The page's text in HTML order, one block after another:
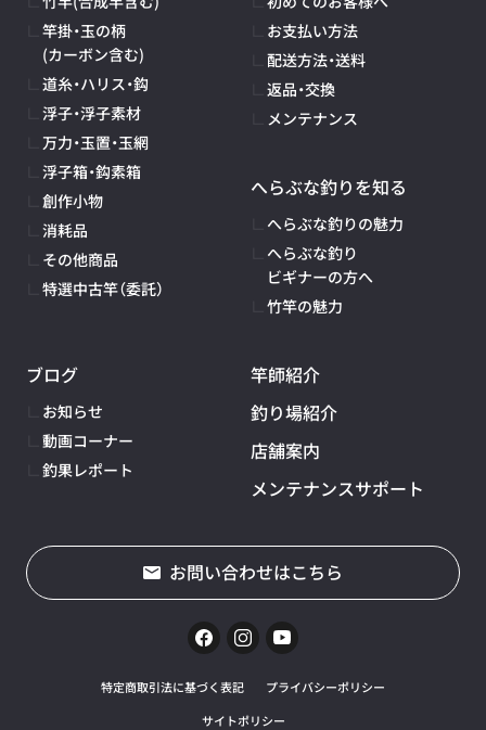
竿掛・玉の柄
(カーボン含む)
道糸・ハリス・鈎
浮子・浮子素材
万力・玉置・玉網
浮子箱・鈎素箱
創作小物
消耗品
その他商品
特選中古竿（委託）
お支払い方法
配送方法・送料
返品・交換
メンテナンス
へらぶな釣りを知る
へらぶな釣りの魅力
へらぶな釣り
ビギナーの方へ
竹竿の魅力
ブログ
お知らせ
動画コーナー
釣果レポート
竿師紹介
釣り場紹介
店舗案内
メンテナンスサポート
お問い合わせはこちら
特定商取引法に基づく表記
プライバシーポリシー
サイトポリシー